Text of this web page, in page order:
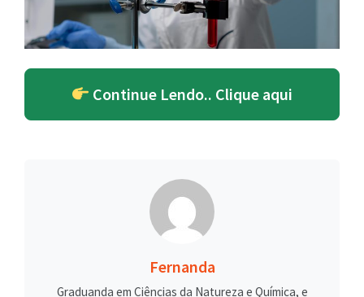
Continue Lendo.. Clique aqui
Fernanda
Graduanda em Ciências da Natureza e Química, e